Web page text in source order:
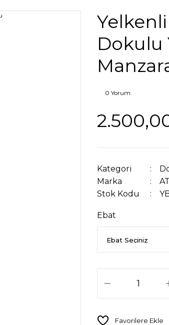
Dokulu
0 Yorum
Kategori
Marka
Stok Kodu
Ebat